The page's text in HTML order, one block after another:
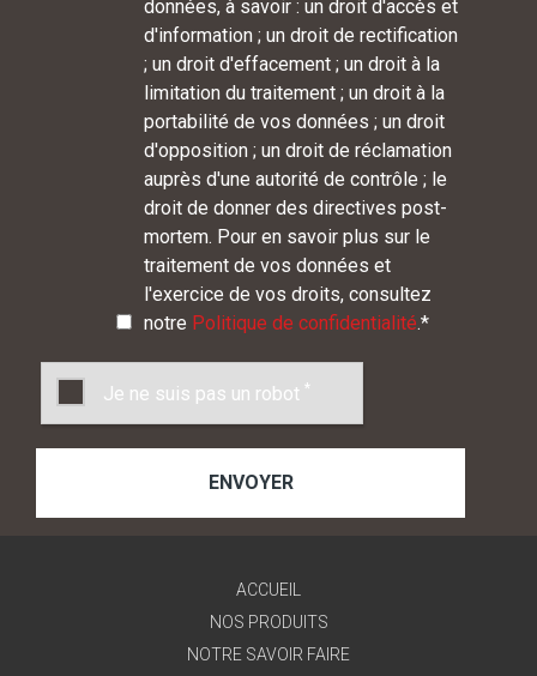
données, à savoir : un droit d'accès et
d'information ; un droit de rectification
; un droit d'effacement ; un droit à la
limitation du traitement ; un droit à la
portabilité de vos données ; un droit
d'opposition ; un droit de réclamation
auprès d'une autorité de contrôle ; le
droit de donner des directives post-
mortem. Pour en savoir plus sur le
traitement de vos données et
l'exercice de vos droits, consultez
notre Politique de confidentialité.*
Je ne suis pas un robot *
ACCUEIL
NOS PRODUITS
NOTRE SAVOIR FAIRE